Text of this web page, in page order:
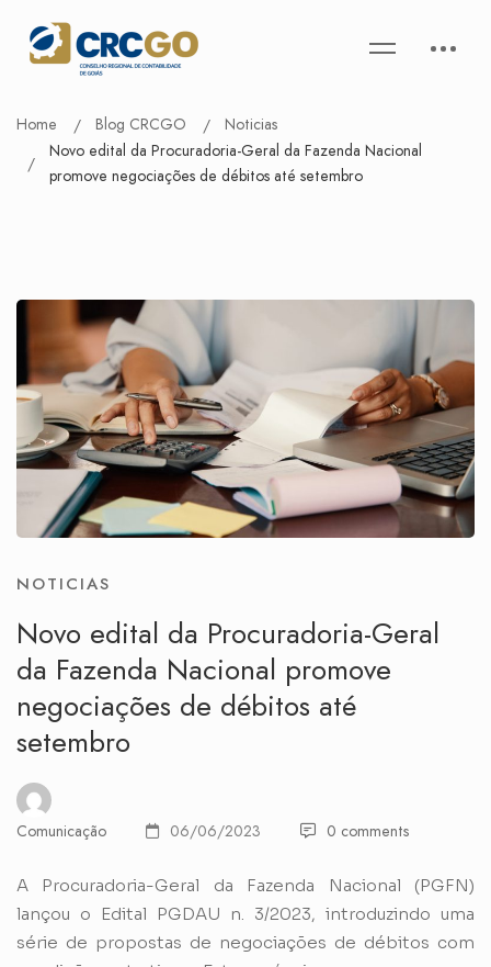
Home Blog CRCGO
Noticias
Novo edital da Procuradoria-Geral da Fazenda Nacional
promove negociações de débitos até setembro
NOTICIAS
Novo edital da Procuradoria-Geral
da Fazenda Nacional promove
negociações de débitos até
setembro
Comunicação 06/06/2023 0 comments
A Procuradoria-Geral da Fazenda Nacional (PGFN)
lançou o Edital PGDAU n. 3/2023, introduzindo uma
série de propostas de negociações de débitos com